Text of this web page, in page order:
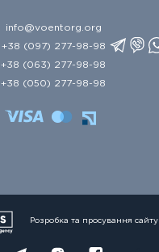
info@voentorg.org
+38 (097) 277-98-98
+38 (063) 277-98-98
+38 (050) 277-98-98
Розробка та просування сайту